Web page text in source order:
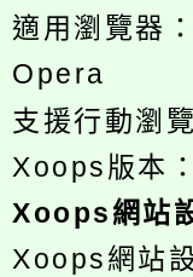
適用瀏覽器
Opera
支援行動瀏
Xoops版本
Xoops網站
Xoops網站